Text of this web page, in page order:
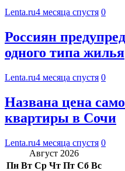
Lenta.ru4 месяца спустя 0
Россиян
одного типа жилья
Lenta.ru4 месяца спустя 0
Названа цена
квартиры в Сочи
Lenta.ru4 месяца спустя 0
Август 2026
Пн Вт Ср Чт Пт Сб Вс